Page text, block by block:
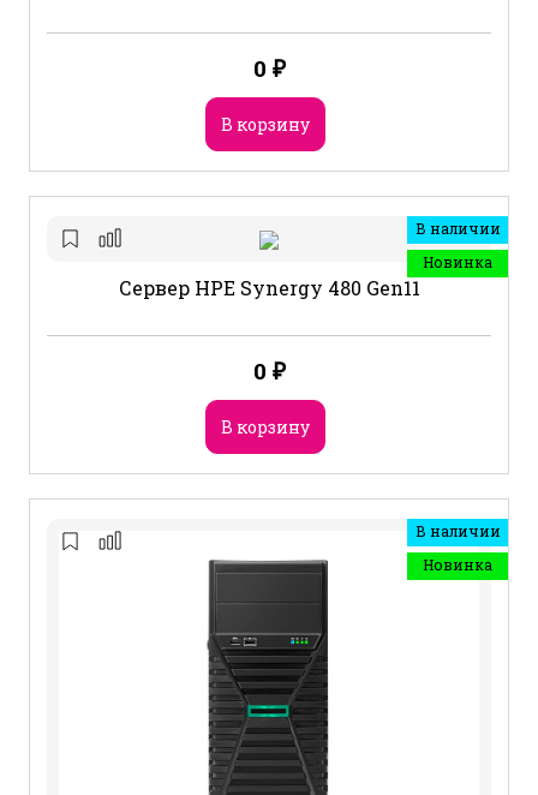
0 ₽
В корзину
В наличии
Новинка
Сервер HPE Synergy 480 Gen11
0 ₽
В корзину
В наличии
Новинка